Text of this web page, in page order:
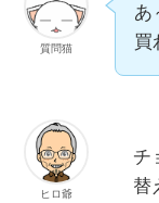
質問猫
あ
買
ヒロ爺
チ
替